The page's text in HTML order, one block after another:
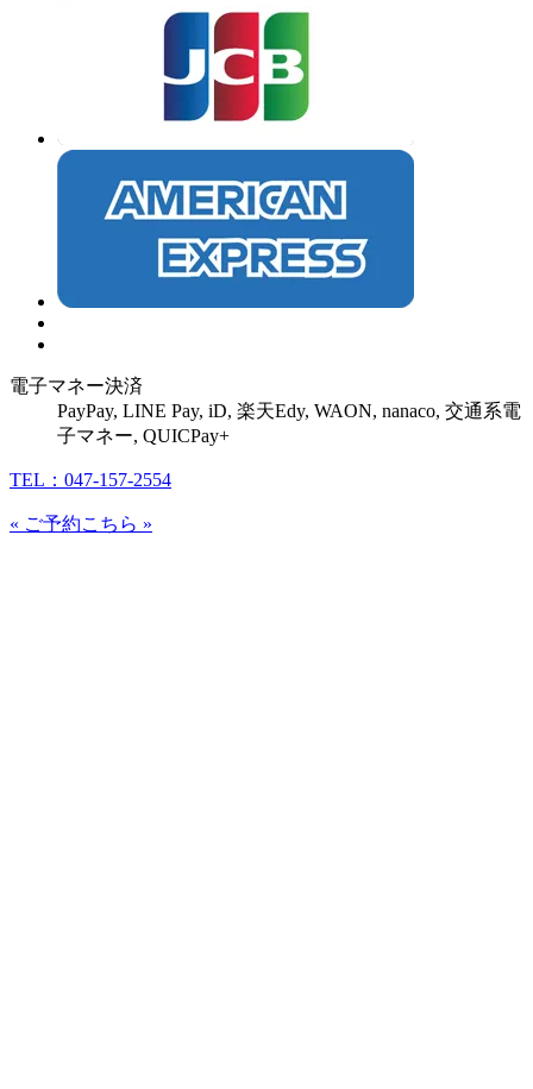
電子マネー決済
PayPay, LINE Pay, iD, 楽天Edy, WAON, nanaco, 交通系電
子マネー, QUICPay+
TEL：047-157-2554
« ご予約こちら »